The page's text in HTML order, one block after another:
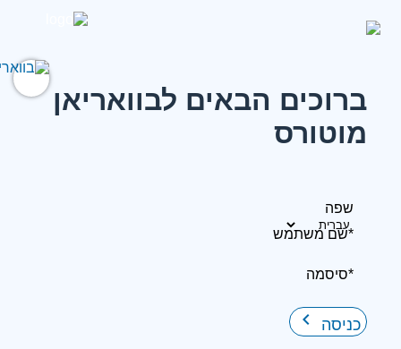
ברוכים הבאים לבוואריאן
מוטורס
שפה
*שם משתמש
*סיסמה
כניסה keyboard_arrow_right